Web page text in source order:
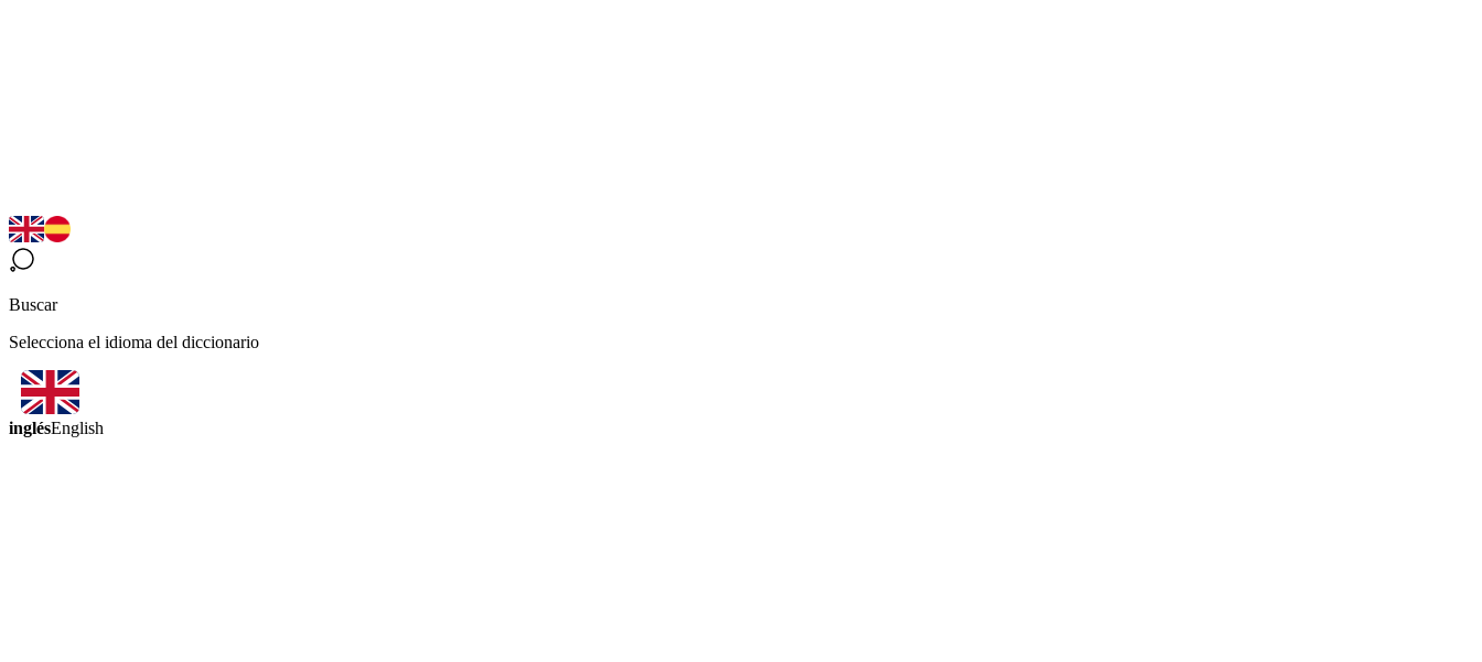
Buscar
Selecciona el idioma del diccionario
inglésEnglish